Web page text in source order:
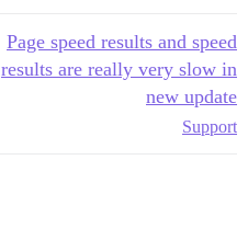
Page speed results and speed
results are really very slow in
new update
Support